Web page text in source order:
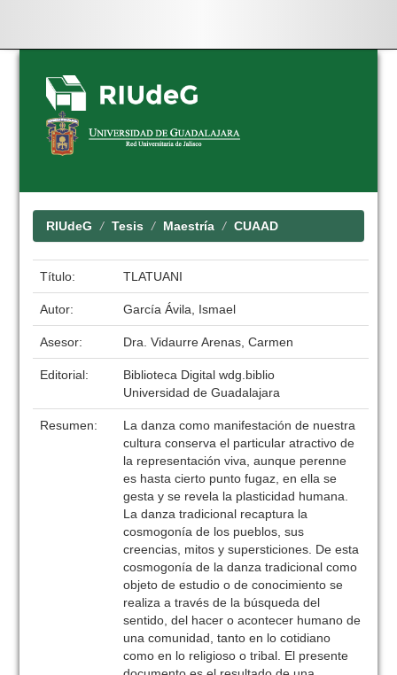
Skip
navigation
RIUdeG Tesis Maestría CUAAD
Título: TLATUANI
Autor: García Ávila, Ismael
Asesor: Dra. Vidaurre Arenas, Carmen
Editorial:
Biblioteca Digital wdg.biblio
Universidad de Guadalajara
Resumen:
La danza como manifestación de nuestra
cultura conserva el particular atractivo de
la representación viva, aunque perenne
es hasta cierto punto fugaz, en ella se
gesta y se revela la plasticidad humana.
La danza tradicional recaptura la
cosmogonía de los pueblos, sus
creencias, mitos y supersticiones. De esta
cosmogonía de la danza tradicional como
objeto de estudio o de conocimiento se
realiza a través de la búsqueda del
sentido, del hacer o acontecer humano de
una comunidad, tanto en lo cotidiano
como en lo religioso o tribal. El presente